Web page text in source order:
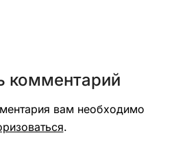
комментарий
вам необходимо
.